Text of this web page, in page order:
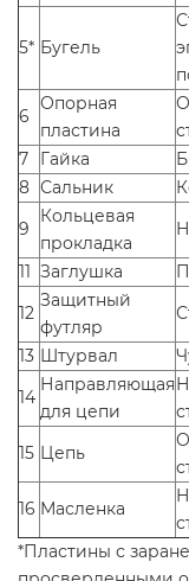
5* Бугель
6
Опорная
пластина
7
Гайка
8 Сальник
9
Кольцевая
прокладка
11 Заглушка
12
Защитный
футляр
13 Штурвал
14
Направляющая
для цепи
15 Цепь
16 Масленка
*Пластины с